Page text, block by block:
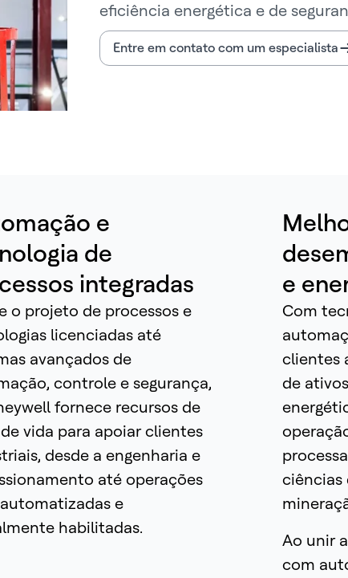
eficiência energética e de
Entre em contato com um especialista
e
de
integradas
o projeto de processos e
licenciadas até
avançados de
controle e segurança,
fornece recursos de
vida para apoiar clientes
desde a engenharia e
até operações
e
habilitadas.
e
Com
clientes
de
ciências
Ao unir
com